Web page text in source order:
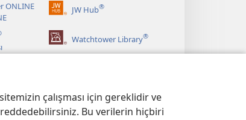
çalışması için gereklidir ve
reddedebilirsiniz. Bu verilerin hiçbiri
ONLINE
JW Hub®
(yeni
açar)
Watchtower Library®